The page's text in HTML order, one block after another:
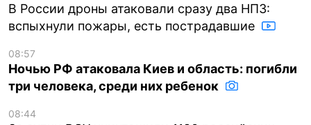
В России дроны атаковали сразу два НПЗ:
вспыхнули пожары, есть пострадавшие
08:57
Ночью РФ атаковала Киев и область: погибли
три человека, среди них ребенок
08:44